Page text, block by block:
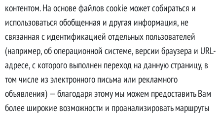
контентом. На основе файлов cookie может собираться и
использоваться обобщенная и другая информация, не
связанная с идентификацией отдельных пользователей
(например, об операционной системе, версии браузера и URL-
адресе, с которого выполнен переход на данную страницу, в
том числе из электронного письма или рекламного
объявления) — благодаря этому мы можем предоставить Вам
более широкие возможности и проанализировать маршруты